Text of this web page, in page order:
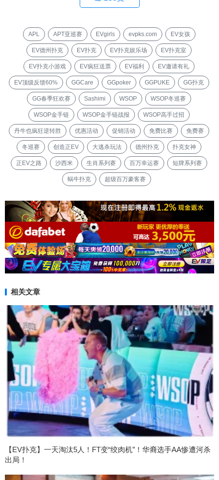
APL APT亚巡赛 EVgirls evpks.com EV女孩
EV德州扑克 EV扑克 EV扑克娱乐场 EV扑克室
EV扑克小游戏 EV疯狂送票 EV福利 EV邀请有礼
EV顶级反馈60% GGCare GGpoker GGPUKE GG扑克
GG春季狂欢赛 Sashimi WSOP WSOP冬巡赛
WSOP金手链 WSOP金手链战报 WSOP高手过招
丹牛也疯狂逆转胜 优惠活动 促销活动 免费比赛 免费赛
冬巡赛 创造正EV 大逃杀玩法 德州扑克 扑克女神
正EV之路 沙西米 生肖系列赛 百万幸运赛 短牌系列赛
蜗牛扑克 超级百万豪客赛
相关文章
【EV扑克】一天淘汰5人！FT变“绞肉机”！华裔选手AA惨遭河杀
出局！